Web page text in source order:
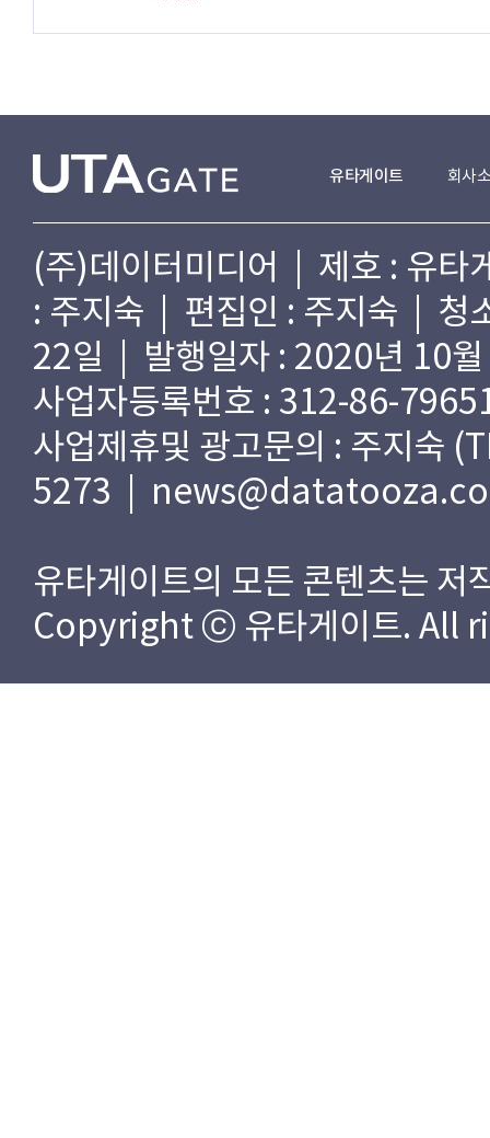
유타게이트 회사
(주)데이터미디어 | 제호 : 유
: 주지숙 | 편집인 : 주지숙 | 청
22일 | 발행일자 : 2020년 10
사업자등록번호 : 312-86-
사업제휴및 광고문의 : 주지숙
5273 |
유타게이트의 모든 콘텐츠는 저
Copyright ⓒ 유타게이트. All